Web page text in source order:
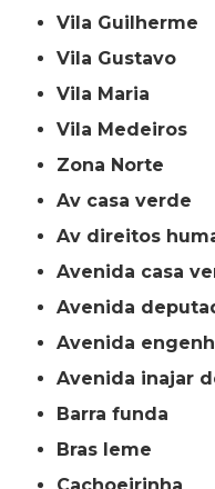
Vila Guilherme
Vila Gustavo
Vila Maria
Vila Medeiros
Zona Norte
av casa verde
av direitos
avenida casa
avenida
avenida
avenida inajar
barra funda
bras leme